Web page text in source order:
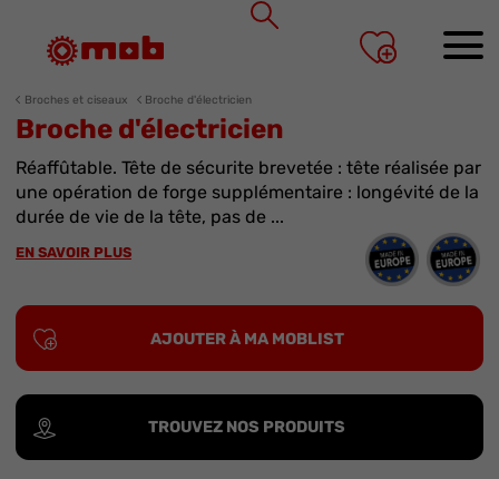
Broches et ciseaux Broche d'électricien
Broche d'électricien
Réaffûtable. Tête de sécurite brevetée : tête réalisée par
une opération de forge supplémentaire : longévité de la
durée de vie de la tête, pas de ...
EN SAVOIR PLUS
AJOUTER À MA MOBLIST
TROUVEZ NOS PRODUITS